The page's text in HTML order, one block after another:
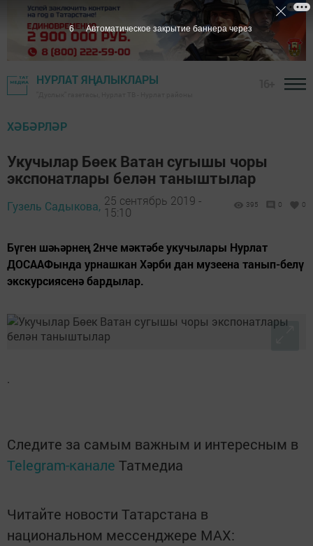
НУРЛАТ ЯҢАЛЫКЛАРЫ
ХӘБӘРЛӘР
Укучылар Бөек Ватан сугышы чоры
экспонатлары белән таныштылар
Гузель Садыкова, 25 сентябрь 2019 -
15:10
395 0 0
Бүген шәһәрнең 2нче мәктәбе укучылары Нурлат
ДОСААФында урнашкан Хәрби дан музеена танып-белү
экскурсиясенә бардылар.
.
Следите за самым важным и интересным в
Telegram-канале Татмедиа
Читайте новости Татарстана в
национальном мессенджере MАХ:
5 Автоматическое закрытие баннера через